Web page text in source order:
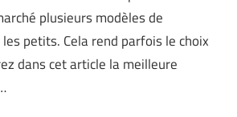
plusieurs modèles de
petits. Cela rend parfois le choix
dans cet article la meilleure